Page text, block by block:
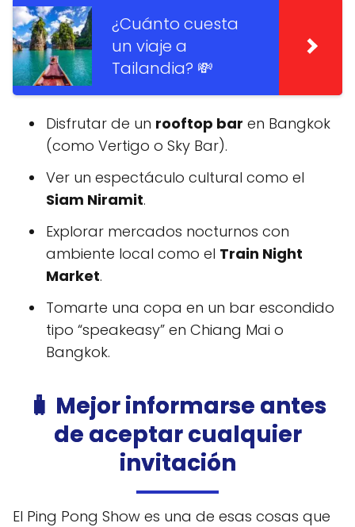
¿Cuánto cuesta
un viaje a
Tailandia? 💸
Disfrutar de un rooftop bar en Bangkok
(como Vertigo o Sky Bar).
Ver un espectáculo cultural como el
Siam Niramit.
Explorar mercados nocturnos con
ambiente local como el Train Night
Market.
Tomarte una copa en un bar escondido
tipo “speakeasy” en Chiang Mai o
Bangkok.
🧳 Mejor informarse antes
de aceptar cualquier
invitación
El Ping Pong Show es una de esas cosas que